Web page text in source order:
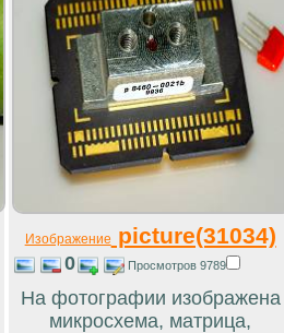
Изображение picture(31034)
0 Просмотров 9789
На фотографии изображена
микросхема, матрица,